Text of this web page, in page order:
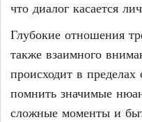
что диалог касается
Глубокие отношения
также взаимного
происходит в пределах
помнить значимые
сложные моменты и